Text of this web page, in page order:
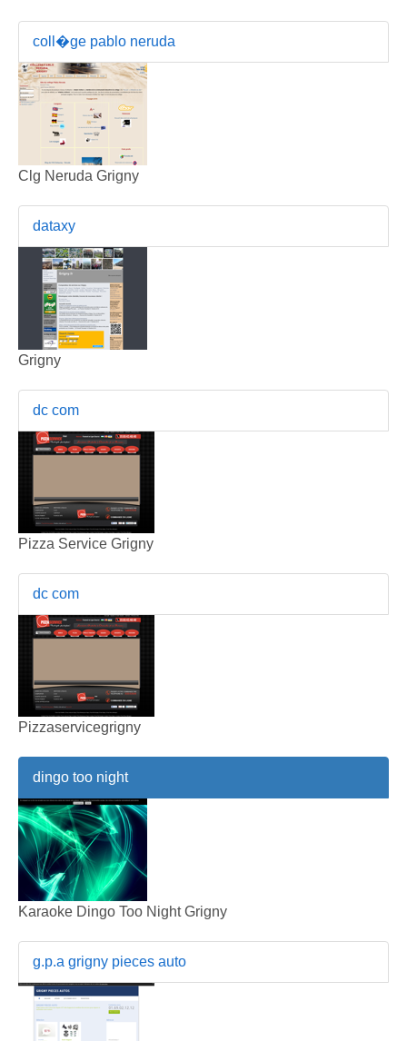
coll�ge pablo neruda
Clg Neruda Grigny
dataxy
Grigny
dc com
Pizza Service Grigny
dc com
Pizzaservicegrigny
dingo too night
Karaoke Dingo Too Night Grigny
g.p.a grigny pieces auto